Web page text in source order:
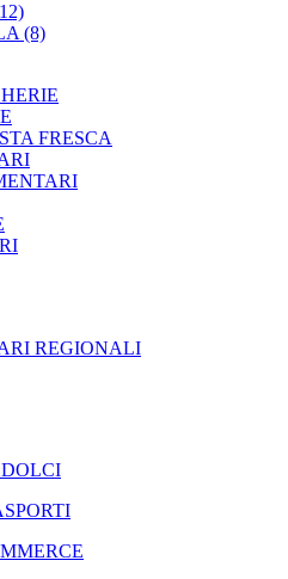
(8)
FRESCA
REGIONALI